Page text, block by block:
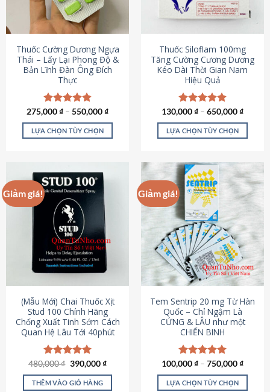
chọn
có
thể
chọn
trên
trang
sản
phẩm
chọn
có
được
chọn
trên
trang
sản
phẩm
Thuốc Cường Dương Ngựa
Thái – Lấy Lại Phong Độ &
Bản Lĩnh Đàn Ông Đích
Thực
Được xếp
hạng4.87
5 sao
275,000₫ – 550,000₫
LỰA CHỌN TÙY CHỌN
có
nhiều
biến
thể.
Các
tùy
chọn
được
chọn
trên
trang
sản
phẩm
Thuốc Siloflam 100mg
Tăng Cường Cương Dương
Kéo Dài Thời Gian Nam
Hiệu Quả
Được xếp
hạng5.00
5 sao
130,000₫ – 650,000₫
LỰA CHỌN TÙY CHỌN
này
có
nhiều
biến
thể.
Các
tùy
chọn
có
thể
chọn
trên
trang
sản
phẩm
Giảm giá!
(Mẫu Mới) Chai Thuốc Xịt
Stud 100 Chính Hãng
Chống Xuất Tinh Sớm Cách
Quan Hệ Lâu Tới 40phút
Được xếp
hạng5.00
5 sao
480,000₫ Giá
là:
480,000 ₫.
390,000₫Giá
tại
THÊM VÀO GIỎ HÀNG
Giảm giá!
Tem Sentrip 20 mg Từ Hàn
Quốc – Chỉ Ngậm Là
CỨNG & LÂU như một
CHIẾN BINH
Được xếp
hạng5.00
5 sao
100,000₫ – 750,000₫
LỰA CHỌN TÙY CHỌN